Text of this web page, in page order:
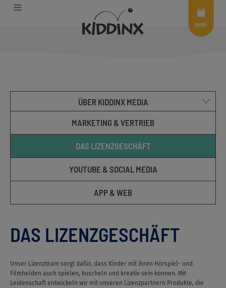
Menü
SHOP
ÜBER KIDDINX MEDIA
MARKETING & VERTRIEB
DAS LIZENZGESCHÄFT
YOUTUBE & SOCIAL MEDIA
APP & WEB
DAS LIZENZGESCHÄFT
Unser Lizenzteam sorgt dafür, dass Kinder mit ihren Hörspiel- und
Filmhelden auch spielen, kuscheln und kreativ sein können. Mit
Leidenschaft entwickeln wir mit unseren Lizenzpartnern Produkte, die